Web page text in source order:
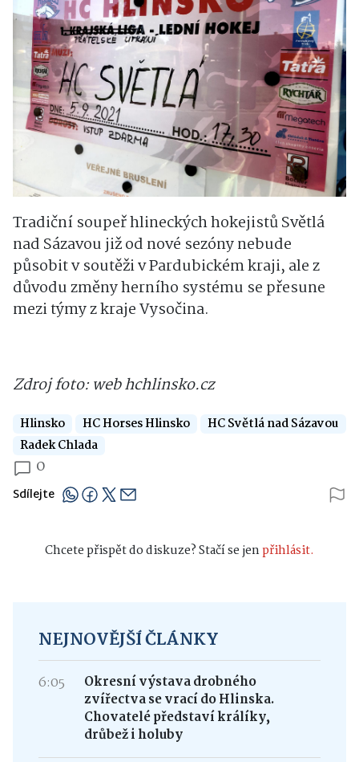
Tradiční soupeř hlineckých hokejistů Světlá
nad Sázavou již od nové sezóny nebude
působit v soutěži v Pardubickém kraji, ale z
důvodu změny herního systému se přesune
mezi týmy z kraje Vysočina.
Zdroj foto: web hchlinsko.cz
Hlinsko HC Horses Hlinsko
HC Světlá nad Sázavou
Radek Chlada
0
Sdílejte
Chcete přispět do diskuze? Stačí se jenpřihlásit.
NEJNOVĚJŠÍ ČLÁNKY
6:05
Okresní výstava drobného
zvířectva se vrací do Hlinska.
Chovatelé představí králíky,
drůbež i holuby